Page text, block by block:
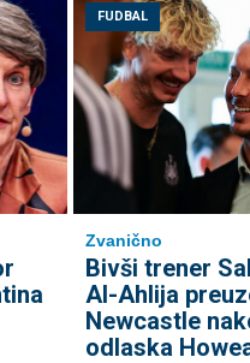
FUDBAL
Zvanično
Bivši trener
Al-Ahlija
Newcastle
odlaska